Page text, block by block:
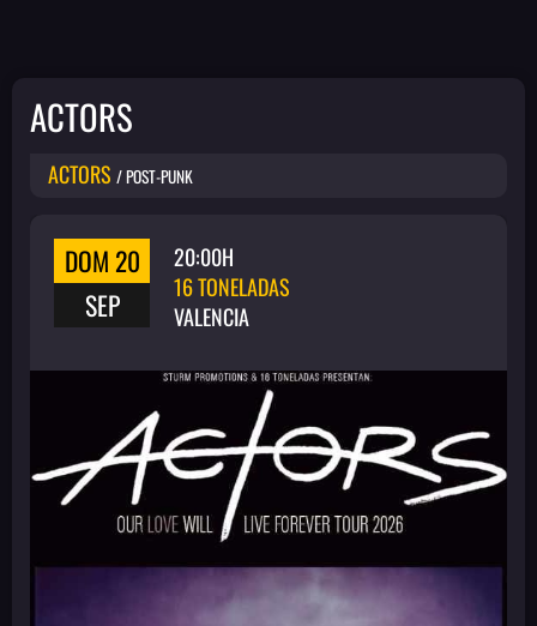
ACTORS
ACTORS / POST-PUNK
DOM 20
SEP
20:00H
16 TONELADAS
VALENCIA